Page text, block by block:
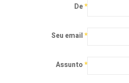
De*
Seu email*
Assunto*